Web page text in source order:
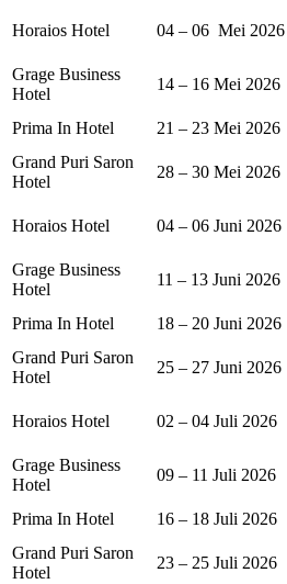
Horaios Hotel 04 – 06 Mei 2026
Grage Business
Hotel
14 – 16 Mei 2026
Prima In Hotel
21 – 23 Mei 2026
Grand Puri Saron
Hotel
28 – 30 Mei 2026
Horaios Hotel 04 – 06 Juni 2026
Grage Business
Hotel
11 – 13 Juni 2026
Prima In Hotel
18 – 20 Juni 2026
Grand Puri Saron
Hotel
25 – 27 Juni 2026
Horaios Hotel 02 – 04 Juli 2026
Grage Business
Hotel
09 – 11 Juli 2026
Prima In Hotel
16 – 18 Juli 2026
Grand Puri Saron
Hotel
23 – 25 Juli 2026